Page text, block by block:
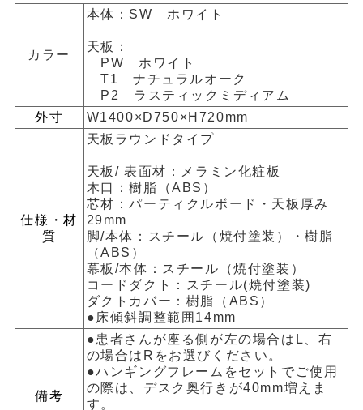
カラー
本体：SW ホワイト
天板：
PW ホワイト
T1 ナチュラルオーク
P2 ラスティックミディアム
外寸
W1400×D750×H720mm
仕様・材
質
天板ラウンドタイプ
天板/ 表面材：メラミン化粧板
木口：樹脂（ABS）
芯材：パーティクルボード・天板厚み
29mm
脚/本体：スチール（焼付塗装）・樹脂
（ABS）
幕板/本体：スチール（焼付塗装）
コードダクト：スチール(焼付塗装)
ダクトカバー：樹脂（ABS）
●床傾斜調整範囲14mm
備考
●患者さんが座る側が左の場合はL、右
の場合はRをお選びください。
●ハンギングフレームをセットでご使用
の際は、デスク奥行きが40mm増えま
す。